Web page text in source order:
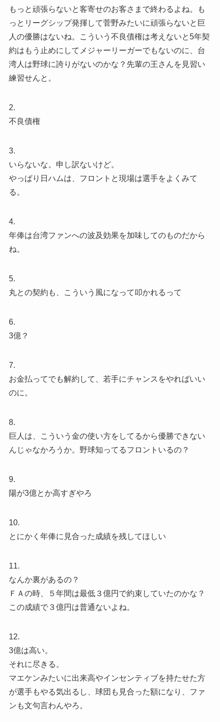
もっと頑張らないと客寄せのお客さまで終わるよね。も
っとリーグシップ発揮して菅野みたいに頑張らないと巨
人の優勝はないね。こういう不良債権は考えないと5年契
約はもう止めにしてメジャーリーガーでもないのに、台
湾人は野球に誇りがないのかな？先輩の王さんを見習い
練習せんと。
2.
不良債権
3.
いらないな。申し訳ないけど。
やっぱり日ハムは、フロントと現場は選手をよくみて
る。
4.
年俸は台湾ファンへの波及効果を加味してのものだから
ね。
5.
丸との契約も、こういう風になって叩かれるって
6.
3億？
7.
お金払ってでも解約して、若手にチャンスをやればいい
のに。
8.
巨人は、こういう金の使い方をしてるから優勝できない
んじゃなかろうか。野球知ってるフロントいるの？
9.
陽が3億とか高すぎやろ
10.
とにかく年俸に見合った成績を残してほしい
11.
なんか裏があるの？
ＦＡの時、５年間は最低３億円で約束していたのかな？
この成績で３億円は普通ないよね。
12.
3億は高い。
それに尽きる。
マエケンみたいに出来高やインセンティブを持たせた方
が選手もやる気出るし、球団も見合った額になり、ファ
ンも文句言わんやろ。